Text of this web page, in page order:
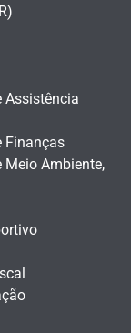
Assistência
Finanças
Ambiente,